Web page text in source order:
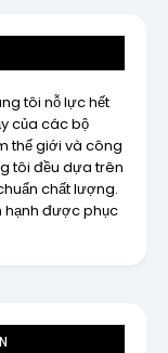
tôi nỗ lực hết
của các bộ
thế giới và công
tôi đều dựa trên
chất lượng.
hạnh được phục